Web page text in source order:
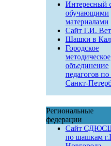
Интересный
обучающими
материалами
Сайт Г.И.
Шашки в
Городское
методическое
объединение
педагогов
Санкт-
Региональные
федерации
Сайт
по шашкам